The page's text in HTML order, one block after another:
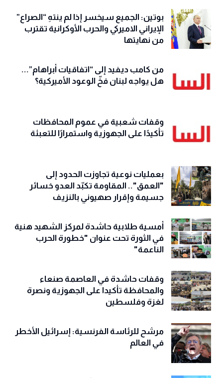
بوتين: الجميع سيخسر إذا لم ينتهِ “الصراع”
الإيراني الاميركي والحرب الأوكرانية تقترب
من نهايتها
من كامب ديفيد إلى “اتفاقيات أبراهام”...
هل يواجه لبنان فخّ الوعود الأميركية؟
وقفات شعبية في عموم المحافظات
تأكيدًا على الجهوزية واستمرارًا للتعبئة
بعمليات نوعية تجاوزت الحدود إلى
"العمق".. المقاومة تكبّد العدو خسائر
جسيمة وإقرار صهيوني بالنزيف
أمسية طلابية حاشدة لمركز الشهيد هنية
في الثورة تحت عنوان "خطورة الحرب
الناعمة"
وقفات حاشدة في العاصمة صنعاء
والمحافظة تأكيدا على الجهوزية ونصرة
لغزة وفلسطين
مرشح للرئاسة الفرنسية: إسرائيل الأخطر
في العالم